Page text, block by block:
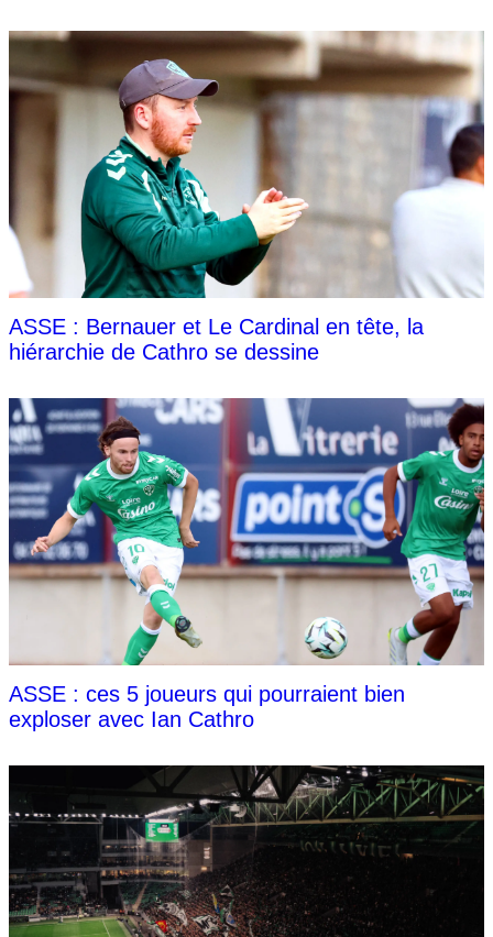
ASSE : Bernauer et Le Cardinal en tête, la
hiérarchie de Cathro se dessine
ASSE : ces 5 joueurs qui pourraient bien
exploser avec Ian Cathro